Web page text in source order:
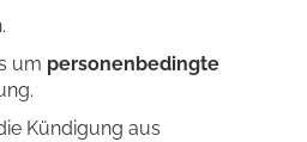
um personenbedingte
Kündigung aus